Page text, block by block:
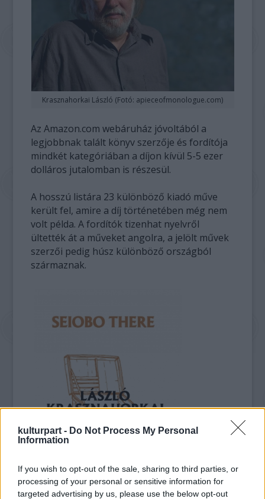
kulturpart - Do Not Process My Personal
Information
If you wish to opt-out of the sale, sharing to third parties, or
processing of your personal or sensitive information for
targeted advertising by us, please use the below opt-out
Krasznahorkai László (Fotó: apieceofmonologue.com)
Az Amazon.com webáruház jóvoltából a
legjobbnak talált könyv szerzője és fordítója
mindkét kategóriában a díjon kívül 5-5 ezer
dolláros jutalomban is részesül.
A hosszú listára 23 különböző kiadó műve
került fel, amire a díj történetében még nem
volt példa. A fordítók tizenhat nyelvről
ültették át a műveket angolra, a jelölt művek
szerzői pedig húsz különböző országból
származnak.